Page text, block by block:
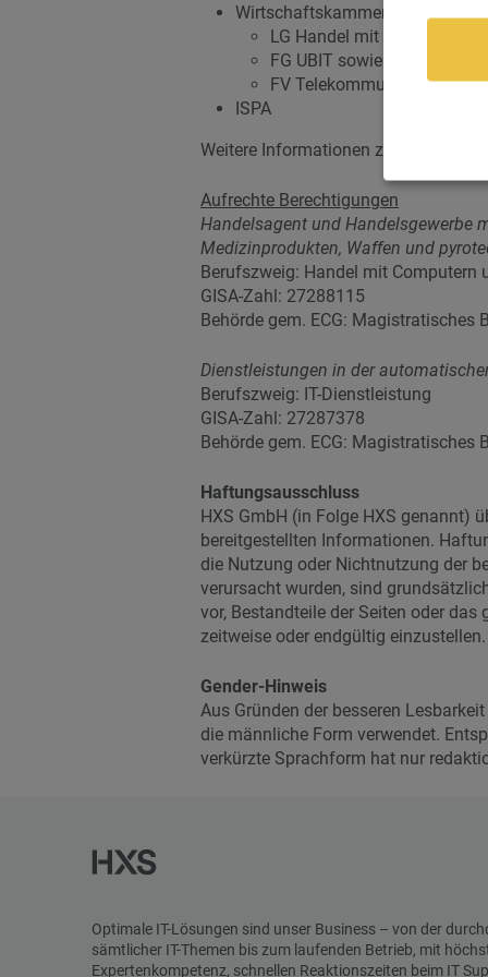
Wirtschaftskammer Wien
LG Handel mit Computern
FG UBIT sowie
FV Telekommunikations-
ISPA
Weitere Informationen zur HXS bietet
Aufrechte Berechtigungen
Handelsagent und Handelsgewerbe
Medizinprodukten, Waffen und
Berufszweig: Handel mit Computern
GISA-Zahl: 27288115
Behörde gem. ECG: Magistratisches
Dienstleistungen in der
Berufszweig: IT-Dienstleistung
GISA-Zahl: 27287378
Behörde gem. ECG: Magistratisches
Haftungsausschluss
HXS GmbH (in Folge HXS genannt)
bereitgestellten Infor­ma­tionen.
die Nutzung oder Nichtnutzung der
verursacht wurden, sind
vor, Bestandteile der Seiten oder
zeitweise oder endgültig einzustellen.
Gender-Hinweis
Aus Gründen der besseren
die männliche Form verwendet.
verkürzte Sprachform hat nur
Optimale IT-Lösungen sind unser Business – von der
sämtlicher IT-Themen bis zum laufenden Betrieb, mit
Expertenkompetenz, schnellen Reaktionszeiten beim IT